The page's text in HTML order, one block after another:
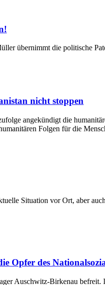
übernimmt die politische
nicht stoppen
angekündigt die
Folgen für die
Situation vor Ort, aber
Opfer des
Auschwitz-Birkenau